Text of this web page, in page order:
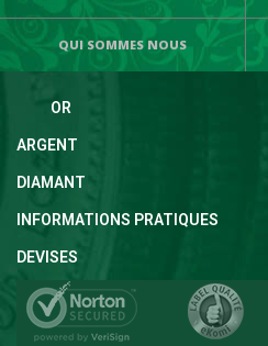
QUI SOMMES NOUS
OR
ARGENT
DIAMANT
INFORMATIONS PRATIQUES
DEVISES